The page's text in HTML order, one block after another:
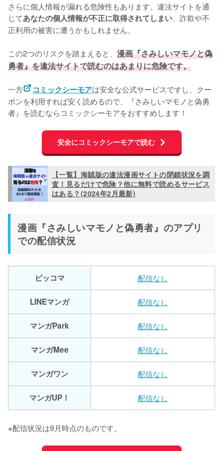
さらに個人情報が漏れる危険性もあります。違法サイトを通
じてあなたの個人情報が不正に取得されてしまい 、詐欺や不
正利用の被害に遭うかもしれません。
この2つのリスクを踏まえると、 漫画『さみしいマモノと偽
勇者』を違法サイトで読むのはあまりに危険です。
一方 コミックシーモアは安全な公式サービスですし、クー
ポンを利用すれば安く読めるので、『さみしいマモノと偽勇
者』を読むならコミックシーモアをおすすめします！
安全にコミックシーモアで読む
【一覧】海賊版の違法漫画サイトの閉鎖状況を調
査！見るだけで危険？他に無料で読めるサービス
はある？(2024年2月最新)
漫画『さみしいマモノと偽勇者』のアプリ
での配信状況
ピッコマ 配信なし
LINEマンガ 配信なし
マンガPark 配信なし
マンガMee 配信なし
マンガワン 配信なし
マンガUP！ 配信なし
※配信状況は9月時点のものです。